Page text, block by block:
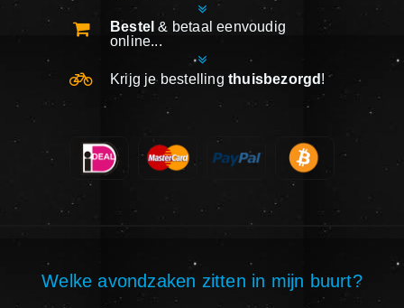
Bestel & betaal eenvoudig
online...
Krijg je bestelling thuisbezorgd !
Welke avondzaken zitten in mijn buurt?